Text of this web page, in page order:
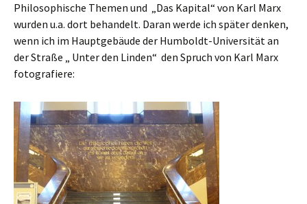
Philosophische Themen und „Das Kapital“ von Karl Marx
wurden u.a. dort behandelt. Daran werde ich später denken,
wenn ich im Hauptgebäude der Humboldt-Universität an
der Straße „ Unter den Linden“ den Spruch von Karl Marx
fotografiere: